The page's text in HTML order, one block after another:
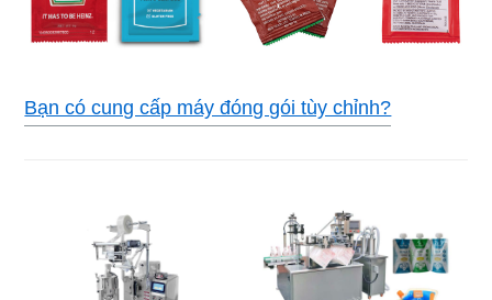
Bạn có cung cấp máy đóng gói tùy chỉnh?